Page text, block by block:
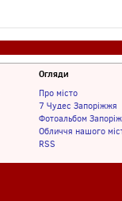
Огляди
Про місто
7 Чудес Запоріжжя
Фотоальбом
Обличчя нашого
RSS